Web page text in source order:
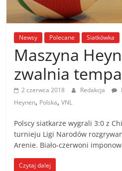
Newsy Polecane Siatkówka
Maszyna
zwalnia tempa
2 czerwca 2018 Redakcja
Heynen, Polska,VNL
Polscy siatkarze wygrali 3:0 z
turnieju Ligi Narodów
Arenie. Biało-czerwoni
Czytaj dalej